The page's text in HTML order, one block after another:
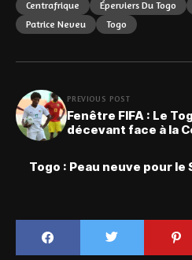
Centrafrique Éperviers Du Togo
Patrice Neveu
Togo
PREVIOUS POST
Fenêtre FIFA : Le
décevant face à la
Togo : Peau neuve pour le